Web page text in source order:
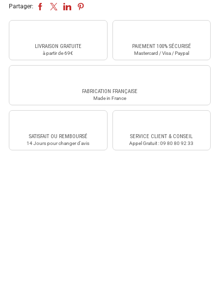
Partager:
LIVRAISON GRATUITE
à partir de 69€
PAIEMENT 100% SÉCURISÉ
Mastercard / Visa / Paypal
FABRICATION FRANÇAISE
Made in France
SATISFAIT OU REMBOURSÉ
14 Jours pour changer d'avis
SERVICE CLIENT & CONSEIL
Appel Gratuit : 09 80 80 92 33